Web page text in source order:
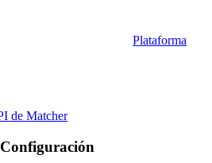
Plataforma
de Matcher